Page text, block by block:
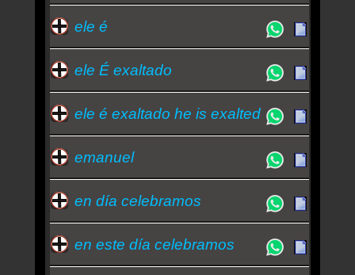
ele é
ele É exaltado
ele é exaltado he is exalted
emanuel
en día celebramos
en este día celebramos